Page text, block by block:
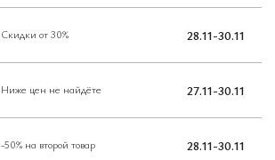
Скидки от 30% 28.11-30.11
Ниже цен не найдёте 27.11-30.11
-50% на второй товар 28.11-30.11